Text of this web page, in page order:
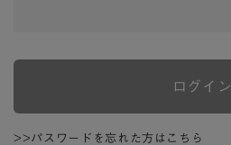
ログイン
>>パスワードを忘れた方はこちら